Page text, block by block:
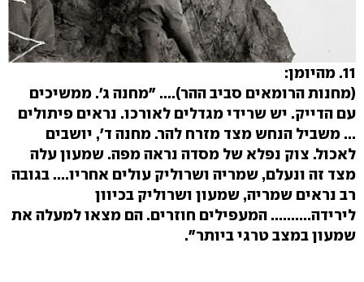
11. מהיומן:
(מחנות הרומאים סביב ההר).... "מחנה ג'. ממשיכים
עם הדייק. יש שרידי מגדלים לאורכו. נראים פיתולים
... משביל הנחש מצד מזרח להר. מחנה ד', יושבים
לאכול. צוק נפלא של מסדה נראה מפה. שמעון עלה
מצד זה ונעלם, שמריה ושרוליק עולים אחריו.... בגובה
רב נראים שמריה, שמעון ושרוליק בכיוון
לירידה.......... המעפילים חוזרים. הם מצאו למעלה את
שמעון במצב טרגי ביותר".